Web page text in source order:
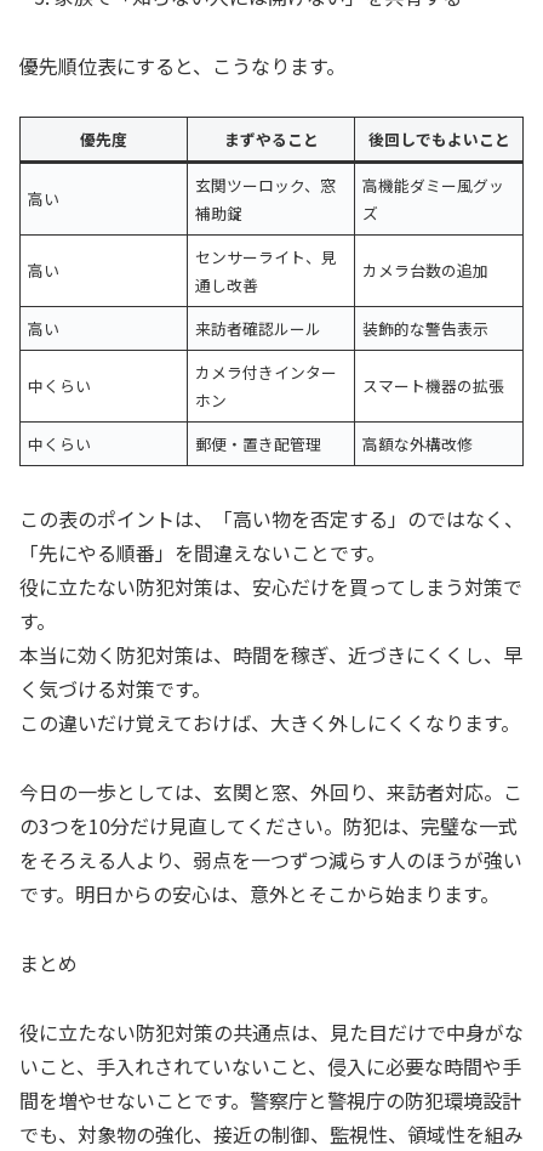
優先順位表にすると、こうなります。
優先度 まずやること 後回しでもよいこと
高い
玄関ツーロック、窓
補助錠
高機能ダミー風グッ
ズ
高い
センサーライト、見
通し改善
カメラ台数の追加
高い 来訪者確認ルール 装飾的な警告表示
中くらい
カメラ付きインター
ホン
スマート機器の拡張
中くらい 郵便・置き配管理 高額な外構改修
この表のポイントは、「高い物を否定する」のではなく、
「先にやる順番」を間違えないことです。
役に立たない防犯対策は、安心だけを買ってしまう対策で
す。
本当に効く防犯対策は、時間を稼ぎ、近づきにくくし、早
く気づける対策です。
この違いだけ覚えておけば、大きく外しにくくなります。
今日の一歩としては、玄関と窓、外回り、来訪者対応。こ
の3つを10分だけ見直してください。防犯は、完璧な一式
をそろえる人より、弱点を一つずつ減らす人のほうが強い
です。明日からの安心は、意外とそこから始まります。
まとめ
役に立たない防犯対策の共通点は、見た目だけで中身がな
いこと、手入れされていないこと、侵入に必要な時間や手
間を増やせないことです。警察庁と警視庁の防犯環境設計
でも、対象物の強化、接近の制御、監視性、領域性を組み